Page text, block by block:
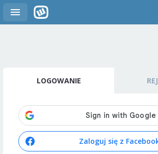
LOGOWANIE
Zaloguj się z